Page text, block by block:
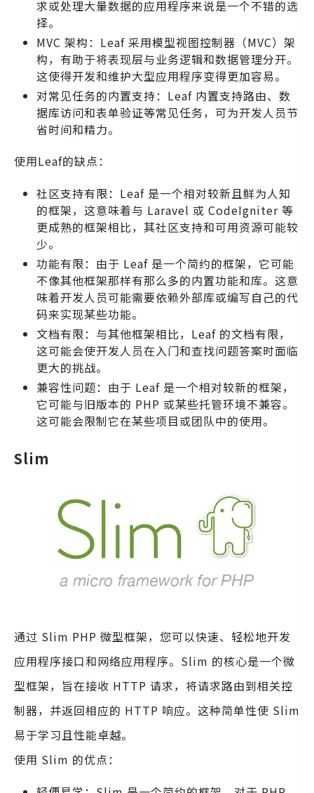
求或处理大量数据的应用程序来说是一个不错的选
择。
MVC 架构：Leaf 采用模型视图控制器（MVC）架
构，有助于将表现层与业务逻辑和数据管理分开。
这使得开发和维护大型应用程序变得更加容易。
对常见任务的内置支持：Leaf 内置支持路由、数
据库访问和表单验证等常见任务，可为开发人员节
省时间和精力。
使用Leaf的缺点：
社区支持有限：Leaf 是一个相对较新且鲜为人知
的框架，这意味着与 Laravel 或 CodeIgniter 等
更成熟的框架相比，其社区支持和可用资源可能较
少。
功能有限：由于 Leaf 是一个简约的框架，它可能
不像其他框架那样有那么多的内置功能和库。这意
味着开发人员可能需要依赖外部库或编写自己的代
码来实现某些功能。
文档有限：与其他框架相比，Leaf 的文档有限，
这可能会使开发人员在入门和查找问题答案时面临
更大的挑战。
兼容性问题：由于 Leaf 是一个相对较新的框架，
它可能与旧版本的 PHP 或某些托管环境不兼容。
这可能会限制它在某些项目或团队中的使用。
Slim
通过 Slim PHP 微型框架，您可以快速、轻松地开发
应用程序接口和网络应用程序。Slim 的核心是一个微
型框架，旨在接收 HTTP 请求，将请求路由到相关控
制器，并返回相应的 HTTP 响应。这种简单性使 Slim
易于学习且性能卓越。
使用 Slim 的优点：